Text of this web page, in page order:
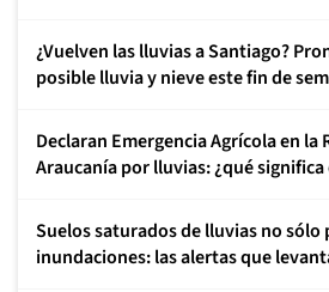
¿Vuelven las lluvias a Santiago?
posible lluvia y nieve este fin de
Declaran Emergencia Agrícola en la
Araucanía por lluvias: ¿qué
Suelos saturados de lluvias no sólo
inundaciones: las alertas que